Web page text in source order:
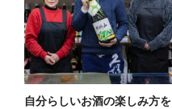
自分らしいお酒の楽しみ方を